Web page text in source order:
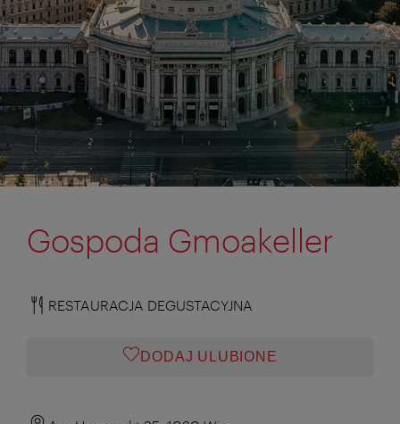
Gospoda Gmoakeller
RESTAURACJA DEGUSTACYJNA
DODAJ ULUBIONE